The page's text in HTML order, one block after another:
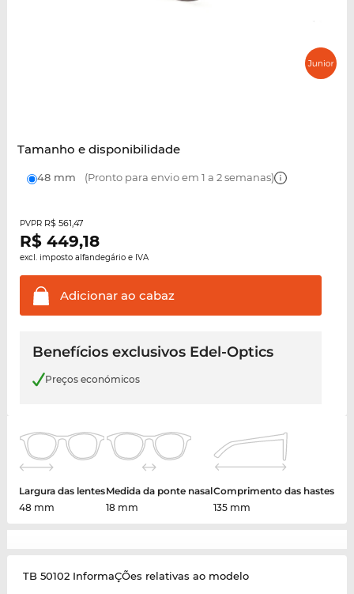
Tamanho e disponibilidade
48 mm (Pronto para envio em 1 a 2 semanas)
PVPR R$ 561,47
R$ 449,18
excl. imposto alfandegário e IVA
Adicionar ao cabaz
Benefícios exclusivos Edel-Optics
Preços económicos
Largura das lentes
48 mm
Medida da ponte nasal
18 mm
Comprimento das hastes
135 mm
TB 50102 InformaÇÕes relativas ao modelo